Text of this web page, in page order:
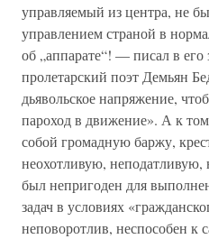
управляемый из центра, не
управлением страной в
об „аппарате“! — писал в
пролетарский поэт Демьян
дьявольское напряжение,
пароход в движение». А к
собой громадную баржу,
неохотливую,
был непригоден для
задач в условиях
неповоротлив, неспособен к